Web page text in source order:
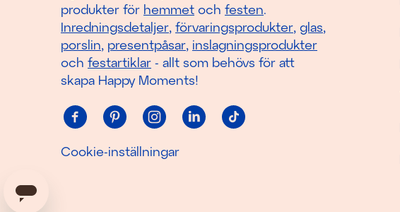
produkter för hemmet och festen.
Inredningsdetaljer, förvaringsprodukter, glas,
porslin, presentpåsar, inslagningsprodukter
och festartiklar - allt som behövs för att
skapa Happy Moments!
Cookie-inställningar